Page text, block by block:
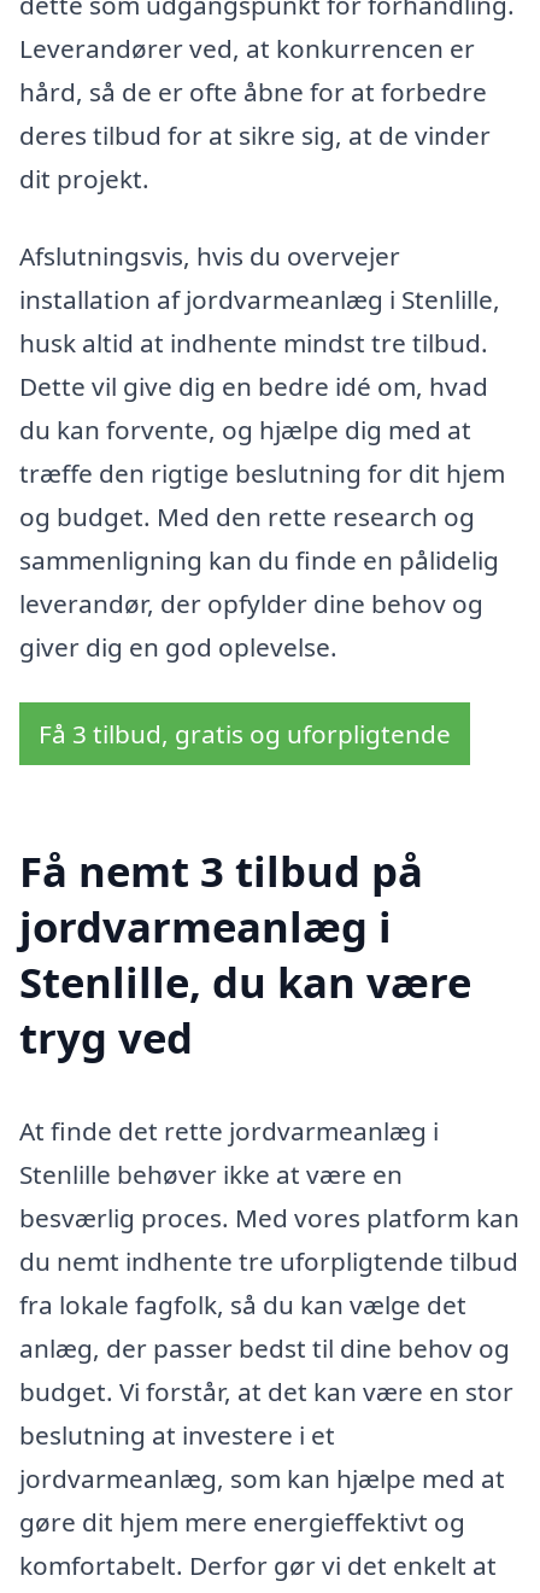
Leverandører ved, at konkurrencen er
hård, så de er ofte åbne for at forbedre
deres tilbud for at sikre sig, at de vinder
dit projekt.
Afslutningsvis, hvis du overvejer
installation af jordvarmeanlæg i Stenlille,
husk altid at indhente mindst tre tilbud.
Dette vil give dig en bedre idé om, hvad
du kan forvente, og hjælpe dig med at
træffe den rigtige beslutning for dit hjem
og budget. Med den rette research og
sammenligning kan du finde en pålidelig
leverandør, der opfylder dine behov og
giver dig en god oplevelse.
Få 3 tilbud, gratis og uforpligtende
Få nemt 3 tilbud på
jordvarmeanlæg i
Stenlille, du kan være
tryg ved
At finde det rette jordvarmeanlæg i
Stenlille behøver ikke at være en
besværlig proces. Med vores platform kan
du nemt indhente tre uforpligtende tilbud
fra lokale fagfolk, så du kan vælge det
anlæg, der passer bedst til dine behov og
budget. Vi forstår, at det kan være en stor
beslutning at investere i et
jordvarmeanlæg, som kan hjælpe med at
gøre dit hjem mere energieffektivt og
komfortabelt. Derfor gør vi det enkelt at